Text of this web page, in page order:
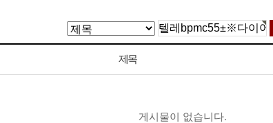
제목
게시물이 없습니다.